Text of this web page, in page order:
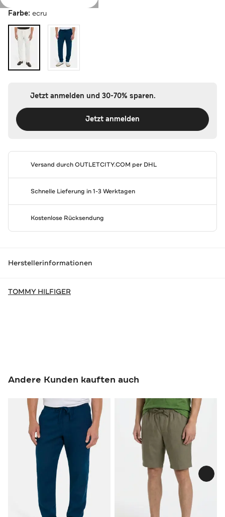
Farbe: ecru
Jetzt anmelden und 30-70% sparen.
Jetzt anmelden
Versand durchOUTLETCITY.COM per DHL
Schnelle Lieferung in 1-3 Werktagen
Kostenlose Rücksendung
Herstellerinformationen
TOMMY HILFIGER
Andere Kunden kauften auch